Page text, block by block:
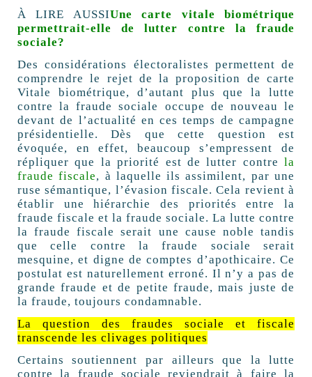
À LIRE AUSSIUne carte vitale biométrique
permettrait-elle de lutter contre la fraude
sociale?
Des considérations électoralistes permettent de
comprendre le rejet de la proposition de carte
Vitale biométrique, d’autant plus que la lutte
contre la fraude sociale occupe de nouveau le
devant de l’actualité en ces temps de campagne
présidentielle. Dès que cette question est
évoquée, en effet, beaucoup s’empressent de
répliquer que la priorité est de lutter contrela
fraude fiscale, à laquelle ils assimilent, par une
ruse sémantique, l’évasion fiscale. Cela revient à
établir une hiérarchie des priorités entre la
fraude fiscale et la fraude sociale. La lutte contre
la fraude fiscale serait une cause noble tandis
que celle contre la fraude sociale serait
mesquine, et digne de comptes d’apothicaire. Ce
postulat est naturellement erroné. Il n’y a pas de
grande fraude et de petite fraude, mais juste de
la fraude, toujours condamnable.
La question des fraudes sociale et fiscale
transcende les clivages politiques
Certains soutiennent par ailleurs que la lutte
contre la fraude sociale reviendrait à faire la